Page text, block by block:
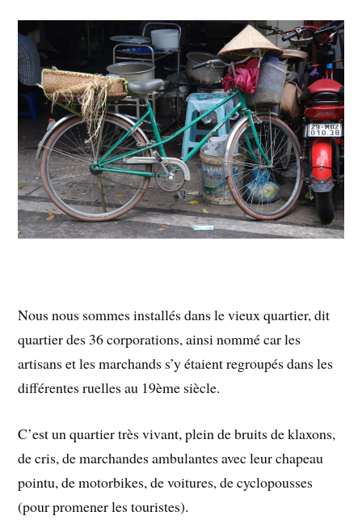
Nous nous sommes installés dans le vieux quartier, dit
quartier des 36 corporations, ainsi nommé car les
artisans et les marchands s’y étaient regroupés dans les
différentes ruelles au 19ème siècle.
C’est un quartier très vivant, plein de bruits de klaxons,
de cris, de marchandes ambulantes avec leur chapeau
pointu, de motorbikes, de voitures, de cyclopousses
(pour promener les touristes).